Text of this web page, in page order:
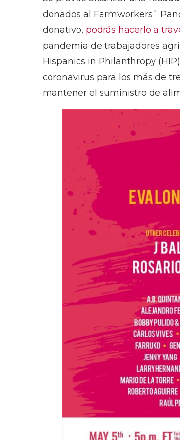
donados al Farmworkers´
donativo, podrás hacerlo a
pandemia de trabajadores
Hispanics in Philanthropy
coronavirus para los más de
mantener el suministro de